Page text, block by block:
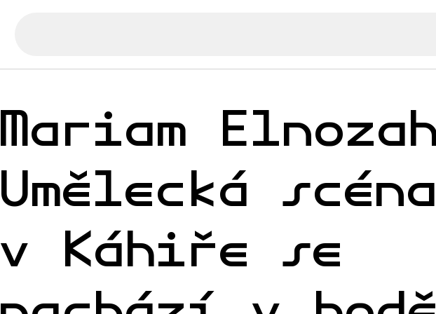
Mariam
Umělecká scéna
v Káhiře se